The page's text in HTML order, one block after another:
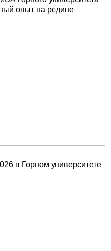
опыт на родине
в Горном университете